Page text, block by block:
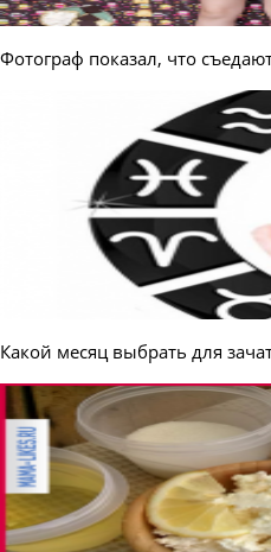
Фотограф показал, что
Какой месяц выбрать для